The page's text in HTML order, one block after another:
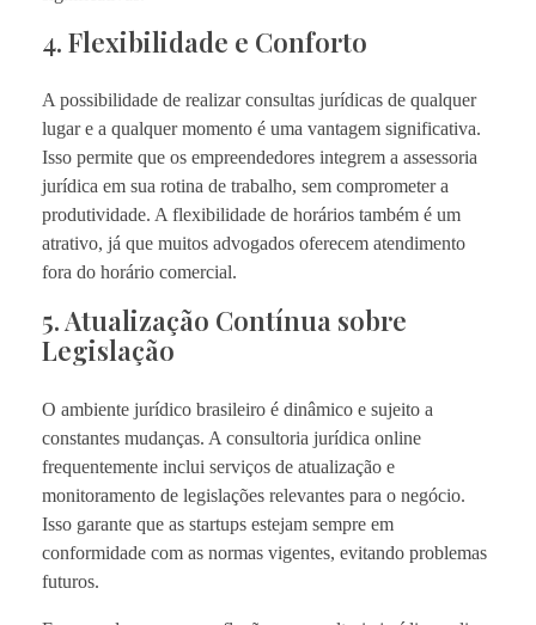
4. Flexibilidade e Conforto
A possibilidade de realizar consultas jurídicas de qualquer
lugar e a qualquer momento é uma vantagem significativa.
Isso permite que os empreendedores integrem a assessoria
jurídica em sua rotina de trabalho, sem comprometer a
produtividade. A flexibilidade de horários também é um
atrativo, já que muitos advogados oferecem atendimento
fora do horário comercial.
5. Atualização Contínua sobre
Legislação
O ambiente jurídico brasileiro é dinâmico e sujeito a
constantes mudanças. A consultoria jurídica online
frequentemente inclui serviços de atualização e
monitoramento de legislações relevantes para o negócio.
Isso garante que as startups estejam sempre em
conformidade com as normas vigentes, evitando problemas
futuros.